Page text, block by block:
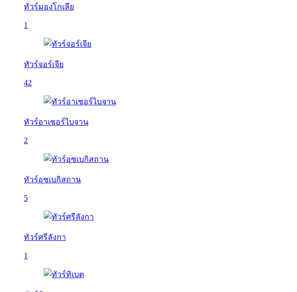
ทัวร์มองโกเลีย
1
ทัวร์จอร์เจีย
42
ทัวร์อาเซอร์ไบจาน
2
ทัวร์อุซเบกิสถาน
5
ทัวร์ศรีลังกา
1